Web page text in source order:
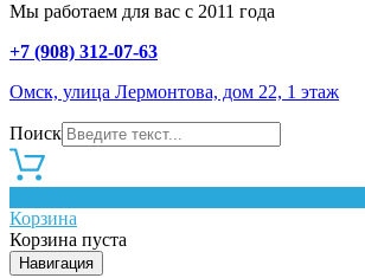
Мы работаем для вас с 2011 года
+7 (908) 312-07-63
Омск, улица Лермонтова, дом 22, 1 этаж
Поиск
Корзина
Корзина пуста
Навигация